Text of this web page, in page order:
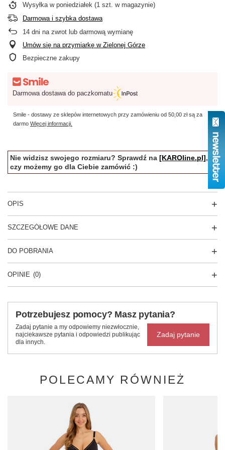
Wysyłka w poniedziałek (1 szt. w magazynie)
Darmowa i szybka dostawa
14 dni na zwrot lub darmową wymianę
Umów się na przymiarkę w Zielonej Górze
Bezpieczne zakupy
Darmowa dostawa do paczkomatu
Smile - dostawy ze sklepów internetowych przy zamówieniu od 50,00 złsą za
darmo Więcej informacji.
Nie widzisz swojego rozmiaru? Sprawdź na [KAROline.pl],
czy możemy go dla Ciebie zamówić :)
OPIS
SZCZEGÓŁOWE DANE
DO POBRANIA
OPINIE (0)
Potrzebujesz pomocy? Masz pytania?
Zadaj pytanie a my odpowiemy niezwłocznie,
najciekawsze pytania i odpowiedzi publikując
dla innych.
Zadaj pytanie
POLECAMY RÓWNIEŻ